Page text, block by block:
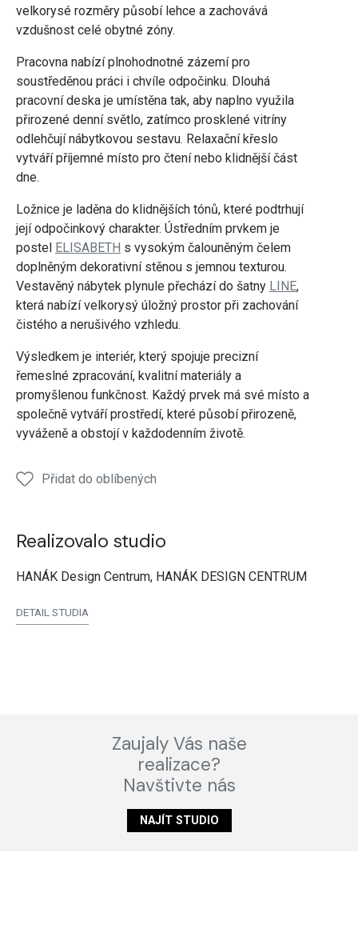
velkorysé rozměry působí lehce a zachovává
vzdušnost celé obytné zóny.
Pracovna nabízí plnohodnotné zázemí pro
soustředěnou práci i chvíle odpočinku. Dlouhá
pracovní deska je umístěna tak, aby naplno využila
přirozené denní světlo, zatímco prosklené vitríny
odlehčují nábytkovou sestavu. Relaxační křeslo
vytváří příjemné místo pro čtení nebo klidnější část
dne.
Ložnice je laděna do klidnějších tónů, které podtrhují
její odpočinkový charakter. Ústředním prvkem je
postel ELISABETH s vysokým čalouněným čelem
doplněným dekorativní stěnou s jemnou texturou.
Vestavěný nábytek plynule přechází do šatny LINE,
která nabízí velkorysý úložný prostor při zachování
čistého a nerušivého vzhledu.
Výsledkem je interiér, který spojuje precizní
řemeslné zpracování, kvalitní materiály a
promyšlenou funkčnost. Každý prvek má své místo a
společně vytváří prostředí, které působí přirozeně,
vyváženě a obstojí v každodenním životě.
Přidat do oblíbených
Realizovalo studio
HANÁK Design Centrum, HANÁK DESIGN CENTRUM
DETAIL STUDIA
Zaujaly Vás naše
realizace?
Navštivte nás
NAJÍT STUDIO